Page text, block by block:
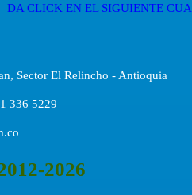
DA CLICK EN EL SIGUIENTE
Sector El Relincho - Antioquia
336 5229
2026